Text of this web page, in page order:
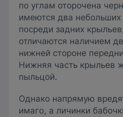
по углам оторочена
имеются два небольших
посреди задних
отличаются наличием
нижней стороне
Нижняя часть крыльев
пыльцой.
Однако напрямую
имаго, а личинки